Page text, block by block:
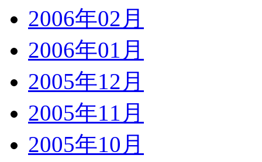
2006年02月
2006年01月
2005年12月
2005年11月
2005年10月